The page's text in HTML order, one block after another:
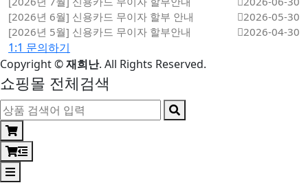
[2026년 6월] 신용카드 무이자 할부 안내
2026-05-30
[2026년 5월] 신용카드 무이자 할부안내
2026-04-30
1:1 문의하기
Copyright©재희난. All Rights Reserved.
쇼핑몰 전체검색